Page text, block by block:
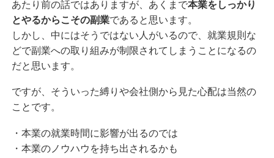
あたり前の話ではありますが、あくまで本業をしっかり
とやるからこその副業であると思います。
しかし、中にはそうではない人がいるので、就業規則な
どで副業への取り組みが制限されてしまうことになるの
だと思います。
ですが、そういった縛りや会社側から見た心配は当然の
ことです。
・本業の就業時間に影響が出るのでは
・本業のノウハウを持ち出されるかも